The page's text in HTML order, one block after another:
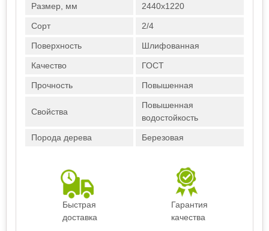
Размер, мм 2440х1220
Сорт 2/4
Поверхность Шлифованная
Качество ГОСТ
Прочность Повышенная
Свойства
Повышенная
водостойкость
Порода дерева Березовая
Быстрая
доставка
Гарантия
качества